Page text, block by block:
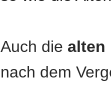
Auch die alten
nach dem